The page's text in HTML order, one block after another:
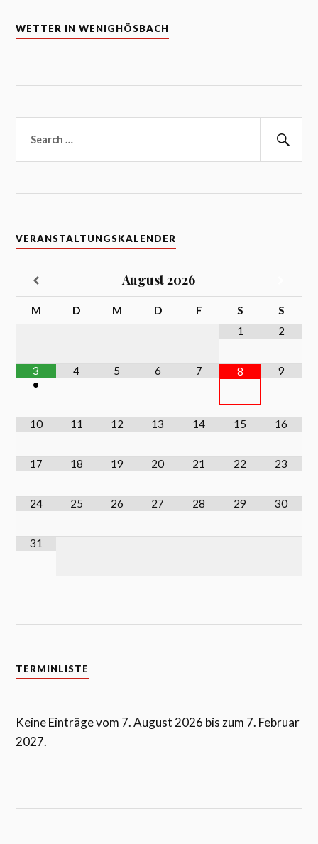
WETTER IN WENIGHÖSBACH
nach:
VERANSTALTUNGSKALENDER
August2026
M D M D F S
S
1
2
3
•
4 5 6 7 8 9
10 11 12 13 14 15 16
17 18 19 20 21 22 23
24 25 26 27 28 29 30
31
TERMINLISTE
Keine Einträge vom 7. August 2026 bis zum 7. Februar
2027.